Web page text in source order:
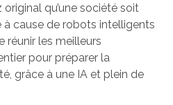
qu’une société soit
cause de robots intelligents
réunir les meilleurs
pour préparer la
grâce à une IA et plein de